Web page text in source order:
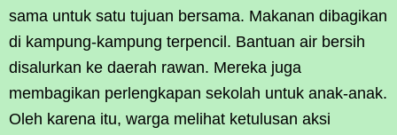
sama untuk satu tujuan bersama. Makanan dibagikan
di kampung-kampung terpencil. Bantuan air bersih
disalurkan ke daerah rawan. Mereka juga
membagikan perlengkapan sekolah untuk anak-anak.
Oleh karena itu, warga melihat ketulusan aksi